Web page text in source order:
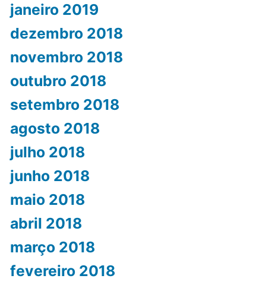
janeiro 2019
dezembro 2018
novembro 2018
outubro 2018
setembro 2018
agosto 2018
julho 2018
junho 2018
maio 2018
abril 2018
março 2018
fevereiro 2018